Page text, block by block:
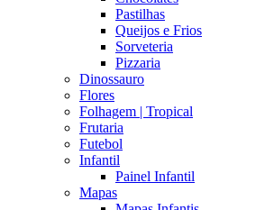
Pastilhas
Queijos e Frios
Sorveteria
Pizzaria
Dinossauro
Flores
Folhagem | Tropical
Frutaria
Futebol
Infantil
Painel Infantil
Mapas